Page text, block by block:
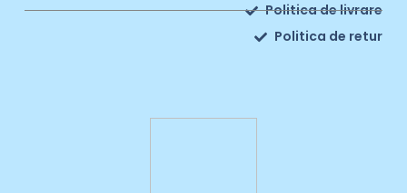
Politica de livrare
Politica de retur